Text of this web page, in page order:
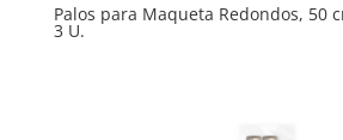
Palos para Maqueta Redondos, 50
3 U.